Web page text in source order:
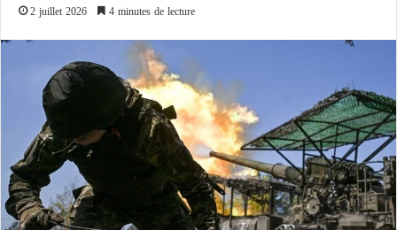
2 juillet 2026 4 minutes de lecture